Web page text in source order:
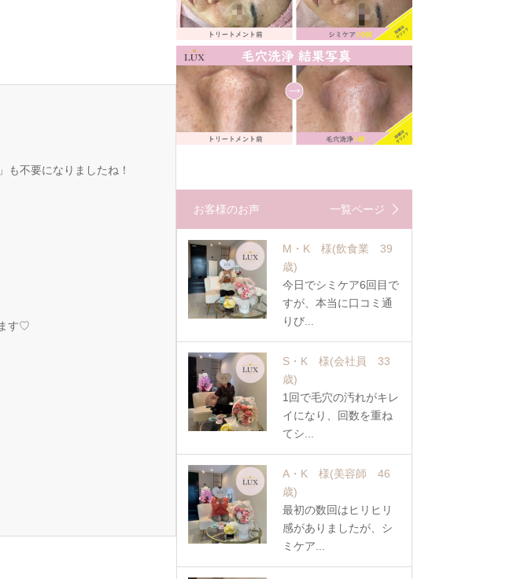
も不要になりましたね！
す♡
お客様のお声 一覧ページ
M・K 様(飲食業 39
歳)
今日でシミケア6回目で
すが、本当に口コミ通
りび...
S・K 様(会社員 33
歳)
1回で毛穴の汚れがキレ
イになり、回数を重ね
てシ...
A・K 様(美容師 46
歳)
最初の数回はヒリヒリ
感がありましたが、シ
ミケア...